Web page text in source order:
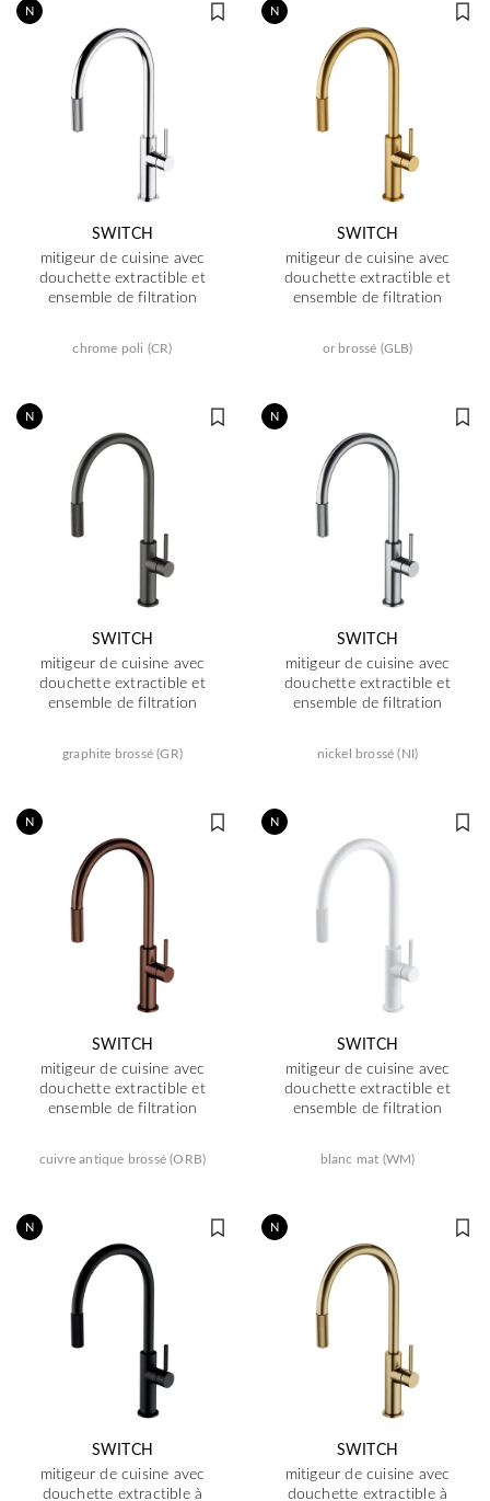
N
SWITCH
mitigeur de cuisine avec
douchette extractible et
ensemble de filtration
chrome poli (CR)
N
SWITCH
mitigeur de cuisine avec
douchette extractible et
ensemble de filtration
or brossé (GLB)
N
SWITCH
mitigeur de cuisine avec
douchette extractible et
ensemble de filtration
graphite brossé (GR)
N
SWITCH
mitigeur de cuisine avec
douchette extractible et
ensemble de filtration
nickel brossé (NI)
N
SWITCH
mitigeur de cuisine avec
douchette extractible et
ensemble de filtration
cuivre antique brossé (ORB)
N
SWITCH
mitigeur de cuisine avec
douchette extractible et
ensemble de filtration
blanc mat (WM)
N
SWITCH
mitigeur de cuisine avec
douchette extractible à
N
SWITCH
mitigeur de cuisine avec
douchette extractible à